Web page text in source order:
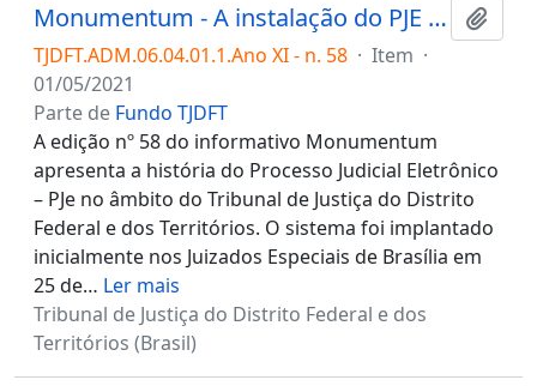
Monumentum - A instalação do PJE (Processo Judicial Eletrônico) no TJDFT: modernizar é parte do processo.
TJDFT.ADM.06.04.01.1.Ano XI - n. 58 · Item ·
01/05/2021
Parte de Fundo TJDFT
A edição nº 58 do informativo Monumentum
apresenta a história do Processo Judicial Eletrônico
– PJe no âmbito do Tribunal de Justiça do Distrito
Federal e dos Territórios. O sistema foi implantado
inicialmente nos Juizados Especiais de Brasília em
25 de… Ler mais
Tribunal de Justiça do Distrito Federal e dos
Territórios (Brasil)